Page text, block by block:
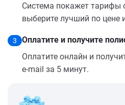
Система покажет тарифы
выберите лучший по цене
3
Оплатите и получите
Оплатите онлайн и
e-mail за 5 минут.